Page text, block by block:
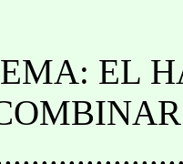
EL